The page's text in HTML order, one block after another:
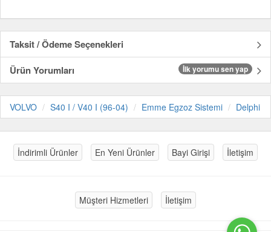
Taksit / Ödeme Seçenekleri
Ürün Yorumları
İlk yorumu sen yap
VOLVO S40 I / V40 I (96-04) Emme Egzoz Sistemi Delphi
İndirimli Ürünler En Yeni Ürünler Bayi Girişi İletişim
Müşteri Hizmetleri İletişim